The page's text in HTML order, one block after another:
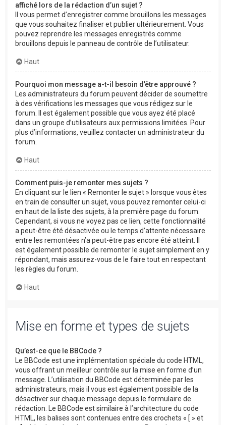
affiché lors de la rédaction d’un sujet ?
Il vous permet d’enregistrer comme brouillons les messages
que vous souhaitez finaliser et publier ultérieurement. Vous
pouvez reprendre les messages enregistrés comme
brouillons depuis le panneau de contrôle de l’utilisateur.
Haut
Pourquoi mon message a-t-il besoin d’être approuvé ?
Les administrateurs du forum peuvent décider de soumettre
à des vérifications les messages que vous rédigez sur le
forum. Il est également possible que vous ayez été placé
dans un groupe d’utilisateurs aux permissions limitées. Pour
plus d’informations, veuillez contacter un administrateur du
forum.
Haut
Comment puis-je remonter mes sujets ?
En cliquant sur le lien « Remonter le sujet » lorsque vous êtes
en train de consulter un sujet, vous pouvez remonter celui-ci
en haut de la liste des sujets, à la première page du forum.
Cependant, si vous ne voyez pas ce lien, cette fonctionnalité
a peut-être été désactivée ou le temps d’attente nécessaire
entre les remontées n’a peut-être pas encore été atteint. Il
est également possible de remonter le sujet simplement en y
répondant, mais assurez-vous de le faire tout en respectant
les règles du forum.
Haut
Mise en forme et types de sujets
Qu’est-ce que le BBCode ?
Le BBCode est une implémentation spéciale du code HTML,
vous offrant un meilleur contrôle sur la mise en forme d’un
message. L’utilisation du BBCode est déterminée par les
administrateurs, mais il vous est également possible de la
désactiver sur chaque message depuis le formulaire de
rédaction. Le BBCode est similaire à l’architecture du code
HTML, les balises sont contenues entre des crochets « [ » et